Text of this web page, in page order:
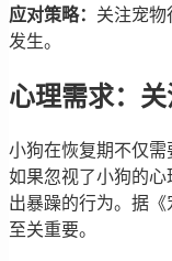
应对策略： 关注宠物
发生。
心理需求：
小狗在恢复期不仅需
如果忽视了小狗的
出暴躁的行为。据
至关重要。